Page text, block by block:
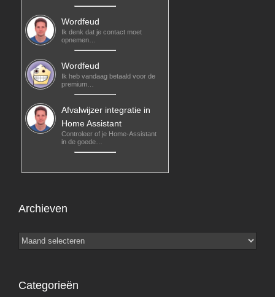
Wordfeud
Ik denk dat je contact moet
opnemen…
Wordfeud
Ik heb vandaag betaald voor de
premium…
Afvalwijzer integratie in
Home Assistant
Controleer of je Home-Assistant
in de goede…
Archieven
Archieven
Categorieën